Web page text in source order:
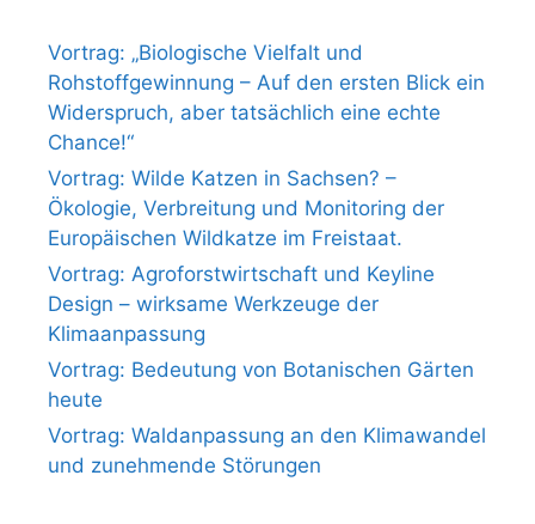
Vortrag: „Biologische Vielfalt und
Rohstoffgewinnung – Auf den ersten Blick ein
Widerspruch, aber tatsächlich eine echte
Chance!“
Vortrag: Wilde Katzen in Sachsen? –
Ökologie, Verbreitung und Monitoring der
Europäischen Wildkatze im Freistaat.
Vortrag: Agroforstwirtschaft und Keyline
Design – wirksame Werkzeuge der
Klimaanpassung
Vortrag: Bedeutung von Botanischen Gärten
heute
Vortrag: Waldanpassung an den Klimawandel
und zunehmende Störungen